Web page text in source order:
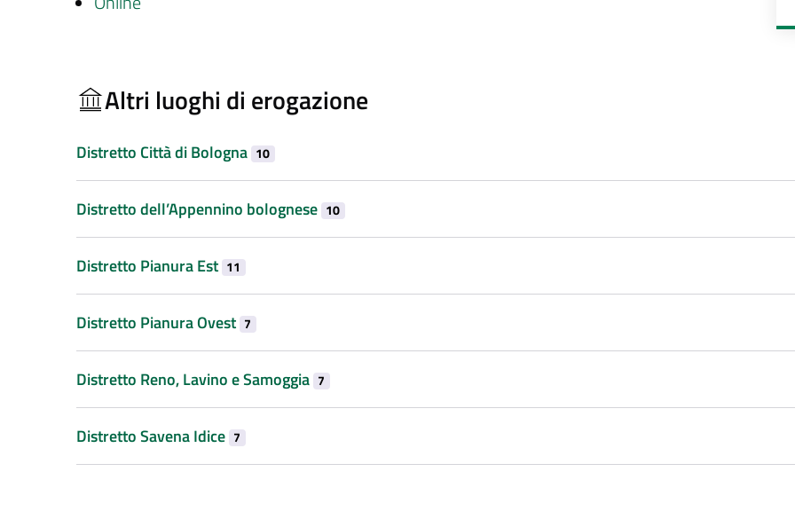
Altri luoghi di erogazione
Distretto Città di Bologna 10
Distretto dell’Appennino bolognese 10
Distretto Pianura Est 11
Distretto Pianura Ovest 7
Distretto Reno, Lavino e Samoggia 7
Distretto Savena Idice 7